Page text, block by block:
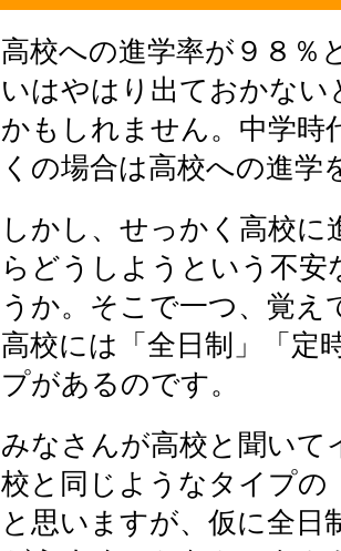
高校への進学率が９８％
いはやはり出ておかない
かもしれません。中学時
くの場合は高校への進学
しかし、せっかく高校
らどうしようという不
うか。そこで一つ、覚
高校には「全日制」「定
プがあるのです。
みなさんが高校と聞いて
校と同じようなタイプの
と思いますが、仮に全日